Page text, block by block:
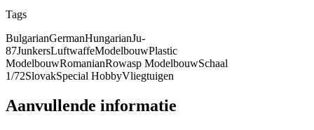
Tags
BulgarianGermanHungarianJu-
87JunkersLuftwaffeModelbouwPlastic
ModelbouwRomanianRowasp ModelbouwSchaal
1/72SlovakSpecial HobbyVliegtuigen
Aanvullende informatie